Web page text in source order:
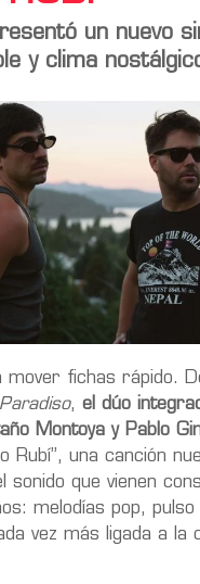
un nuevo
y clima
mover fichas rápido.
Paradiso, el dúo
Montoya y Pablo
Rubí”, una canción
sonido que vienen
melodías pop,
vez más ligada a la